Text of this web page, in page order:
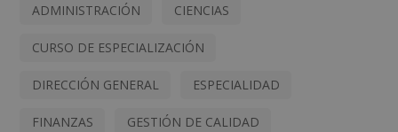
ADMINISTRACIÓN CIENCIAS
CURSO DE ESPECIALIZACIÓN
DIRECCIÓN GENERAL ESPECIALIDAD
FINANZAS GESTIÓN DE CALIDAD